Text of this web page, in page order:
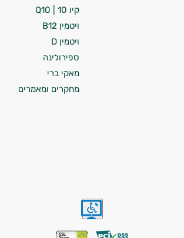
קיו 10 | Q10
ויטמין B12
ויטמין D
ספירולינה
מאקי ברי
מחקרים ומאמרים